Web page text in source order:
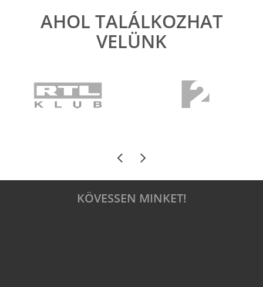
ELOLVASOM
AHOL TALÁLKOZHAT
VELÜNK
KÖVESSEN MINKET!